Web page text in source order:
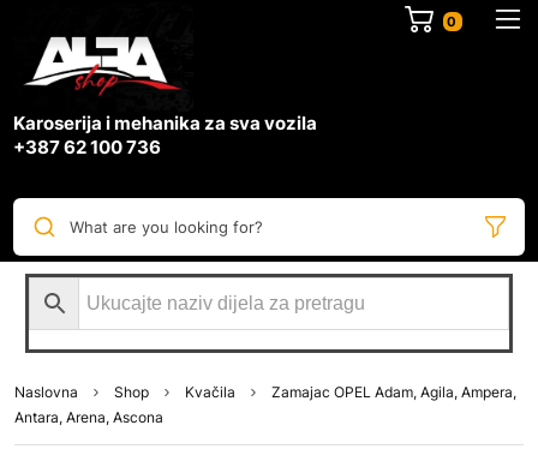
0
Karoserija i mehanika za sva vozila
+387 62 100 736
What are you looking for?
Naslovna Shop Kvačila
Zamajac OPEL Adam, Agila, Ampera,
Antara, Arena, Ascona